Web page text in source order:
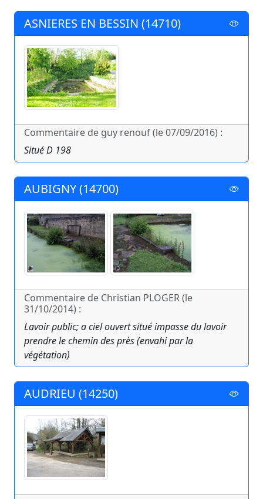
ASNIERES EN BESSIN (14710)
Commentaire de guy renouf (le 07/09/2016) :
Situé D 198
AUBIGNY (14700)
Commentaire de Christian PLOGER (le
31/10/2014) :
Lavoir public; a ciel ouvert situé impasse du lavoir
prendre le chemin des près (envahi par la
végétation)
AUDRIEU (14250)